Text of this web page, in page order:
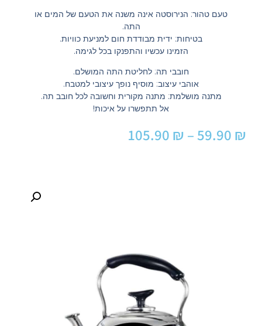
טעם טהור: הנירוסטה אינה משנה את הטעם של המים או
התה.
בטיחות: ידית מבודדת חום למניעת כוויות.
הזמינו עכשיו והתפנקו בכל לגימה.
חובבי תה: לחליטת התה המושלם.
אוהבי עיצוב: מוסיף נופך עיצובי למטבח.
מתנה מושלמת: מתנה מקורית וחשובה לכל חובב תה.
אל תתפשרו על איכות!
59.90 ₪
–
105.90 ₪